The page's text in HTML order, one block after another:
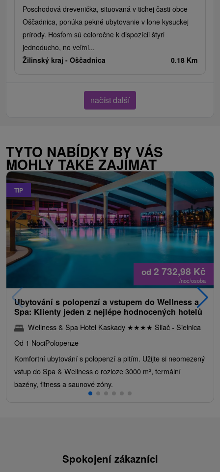
Poschodová drevenička, situovaná v tichej časti obce
Oščadnica, ponúka pekné ubytovanie v lone kysuckej
prírody. Hosťom sú celoročne k dispozícii štyri
jednoducho, no veľmi...
Žilinský kraj - Oščadnica 0.18 Km
načíst další
TYTO NABÍDKY BY VÁS
MOHLY TAKÉ ZAJÍMAT
TIP
od 2 732,98 Kč
/noc/osoba
Ubytování s polopenzí a vstupem do Wellness a
Spa: Klienty jeden z nejlépe hodnocených hotelů
Wellness & Spa Hotel Kaskady ★★★★ Sliač - Sielnica
Od 1 NociPolopenze
Komfortní ubytování s polopenzí a pitím. Užijte si neomezený
vstup do Spa & Wellness o rozloze 3000 m², termální
bazény, fitness a saunové zóny.
Spokojení zákazníci